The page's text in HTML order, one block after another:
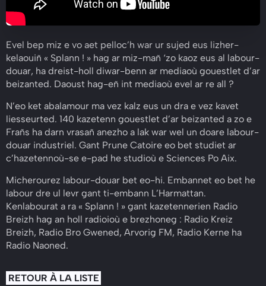
Evel bep miz e vo aet pelloc’h war ur sujed eus lizher-
kelaouiñ « Splann ! » hag ar miz-mañ ‘zo kaoz eus al labour-
douar, ha dreist-holl diwar-benn ar mediaoù gouestlet d’ar
beizanted. Daoust hag-eñ int mediaoù evel ar re all ?
N’eo ket abalamour ma vez kalz eus un dra e vez kavet
liesseurted. 140 kazetenn gouestlet d’ar beizanted a zo e
Frañs ha darn vrasañ anezho a lak war wel un doare labour-
douar industriel. Gant Prune Catoire eo bet studiet ar
c’hazetennoù-se e-pad he studioù e Sciences Po Aix.
Micherourez labour-douar bet eo-hi. Embannet eo bet he
labour dre ul levr gant ti-embann L’Harmattan.
Kenlabourat a ra « Splann ! » gant kazetennerien Radio
Breizh hag an holl radioioù e brezhoneg : Radio Kreiz
Breizh, Radio Bro Gwened, Arvorig FM, Radio Kerne ha
Radio Naoned.
RETOUR À LA LISTE